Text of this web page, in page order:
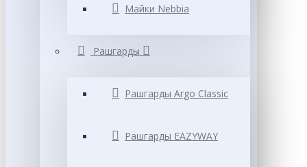
Майки Nebbia
Рашгарды
Рашгарды Argo Classic
Рашгарды EAZYWAY